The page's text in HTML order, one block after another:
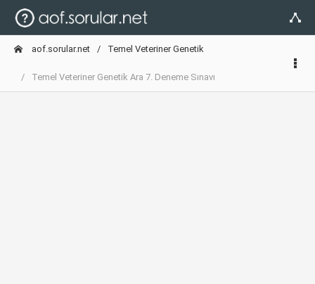
aof.sorular.net Temel Veteriner Genetik
Temel Veteriner Genetik Ara 7. Deneme Sınavı